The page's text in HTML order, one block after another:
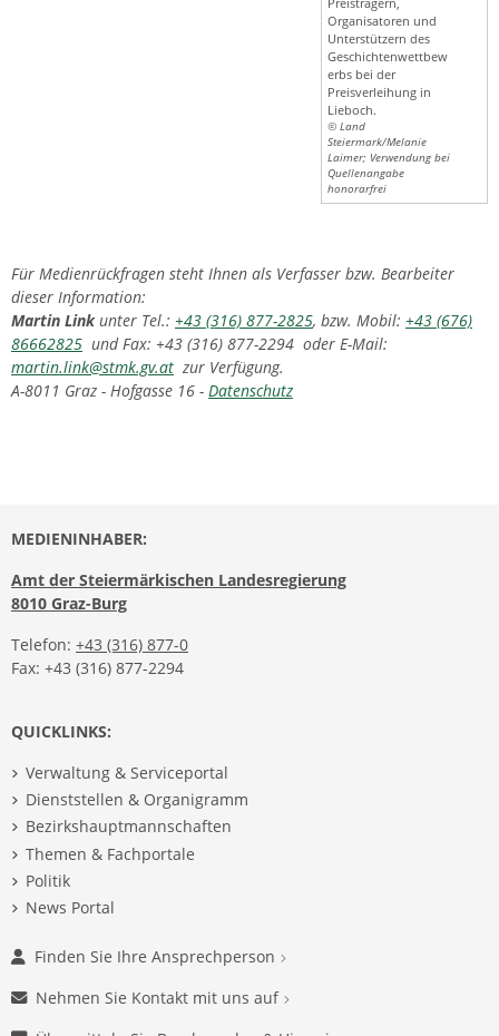
Organisatoren und
Unterstützern des
Geschichtenwettbew
erbs bei der
Preisverleihung in
Lieboch.
© Land
Steiermark/Melanie
Laimer; Verwendung bei
Quellenangabe
honorarfrei
Für Medienrückfragen steht Ihnen als Verfasser bzw. Bearbeiter
dieser Information:
Martin Linkunter Tel.: +43 (316) 877-2825, bzw. Mobil: +43 (676)
86662825 und Fax: +43 (316) 877-2294 oder E-Mail:
martin.link@stmk.gv.at zur Verfügung.
A-8011 Graz - Hofgasse 16 - Datenschutz
MEDIENINHABER:
Amt der Steiermärkischen Landesregierung
8010 Graz-Burg
Telefon: +43 (316) 877-0
Fax: +43 (316) 877-2294
QUICKLINKS:
Verwaltung & Serviceportal
Dienststellen & Organigramm
Bezirkshauptmannschaften
Themen & Fachportale
Politik
News Portal
Finden Sie Ihre Ansprechperson
Nehmen Sie Kontakt mit uns auf